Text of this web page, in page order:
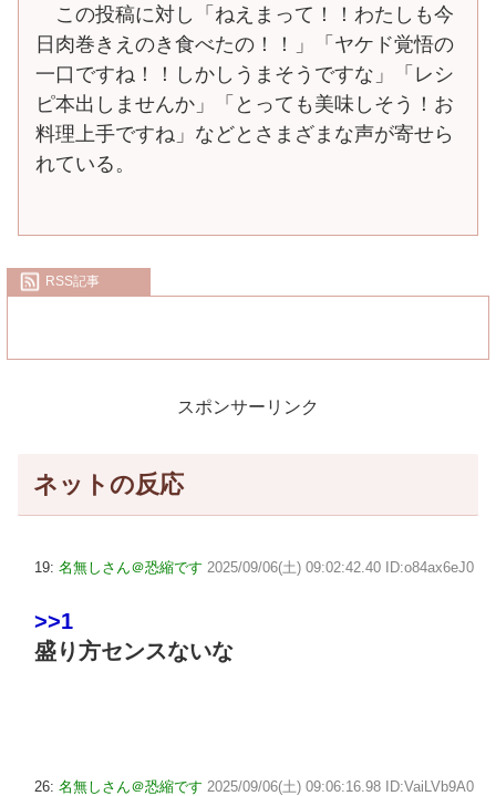
この投稿に対し「ねえまって！！わたしも今
日肉巻きえのき食べたの！！」「ヤケド覚悟の
一口ですね！！しかしうまそうですな」「レシ
ピ本出しませんか」「とっても美味しそう！お
料理上手ですね」などとさまざまな声が寄せら
れている。
RSS記事
スポンサーリンク
ネットの反応
19: 名無しさん＠恐縮です 2025/09/06(土) 09:02:42.40 ID:o84ax6eJ0
>>1
盛り方センスないな
26: 名無しさん＠恐縮です 2025/09/06(土) 09:06:16.98 ID:VaiLVb9A0